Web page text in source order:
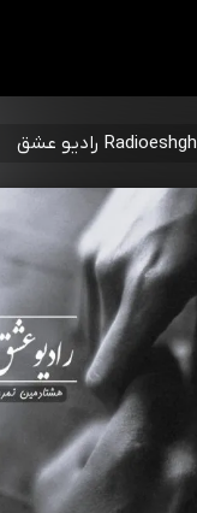
Radioeshgh رادیو عشق